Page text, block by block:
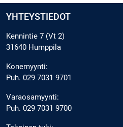
YHTEYSTIEDOT
Kennintie 7 (Vt 2)
31640 Humppila
Konemyynti:
Puh. 029 7031 9701
Varaosamyynti:
Puh. 029 7031 9700